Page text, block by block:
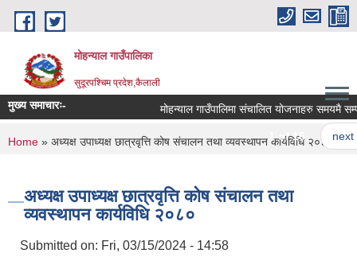
Skip to main content
मोहन्याल गाउँपालिका
सुदूरपश्चिम प्रदेश,कैलाली
मुख्य समाचारः- मोहन्याल गाउँपालिमा संचालित योजनाहरु समयमै
1 of 16 next ›
You are here
Home » अध्यक्ष उपाध्यक्ष छात्रवृत्ति कोष संचालन तथा व्यवस्थापन कार्यविधि २०८०
अध्यक्ष उपाध्यक्ष छात्रवृत्ति कोष संचालन तथा
व्यवस्थापन कार्यविधि २०८०
Submitted on: Fri, 03/15/2024 - 14:58